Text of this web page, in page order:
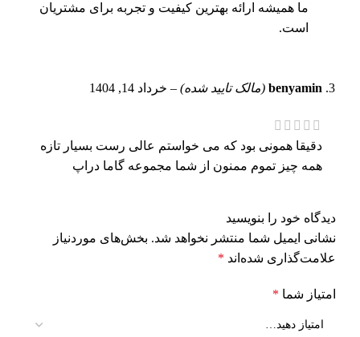
ما همیشه ارائه بهترین کیفیت و تجربه برای مشتریان
است.
benyamin (مالک تایید شده) – خرداد 14, 1404
دقیقا همونی بود که می خواستم عالی رست بسیار تازه
همه چیز تموم ممنون از شما مجموعه گاما دراپ
دیدگاه خود را بنویسید
نشانی ایمیل شما منتشر نخواهد شد. بخش‌های موردنیاز
علامت‌گذاری شده‌اند *
امتیاز شما *